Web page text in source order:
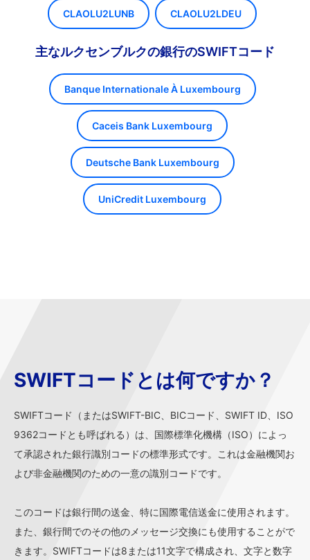
CLAOLU2LUNB CLAOLU2LDEU
主なルクセンブルクの銀行のSWIFTコード
Banque Internationale À Luxembourg
Caceis Bank Luxembourg
Deutsche Bank Luxembourg
UniCredit Luxembourg
SWIFTコードとは何ですか？
SWIFTコード（またはSWIFT-BIC、BICコード、SWIFT ID、ISO
9362コードとも呼ばれる）は、国際標準化機構（ISO）によっ
て承認された銀行識別コードの標準形式です。これは金融機関お
よび非金融機関のための一意の識別コードです。
このコードは銀行間の送金、特に国際電信送金に使用されます。
また、銀行間でのその他のメッセージ交換にも使用することがで
きます。SWIFTコードは8または11文字で構成され、文字と数字